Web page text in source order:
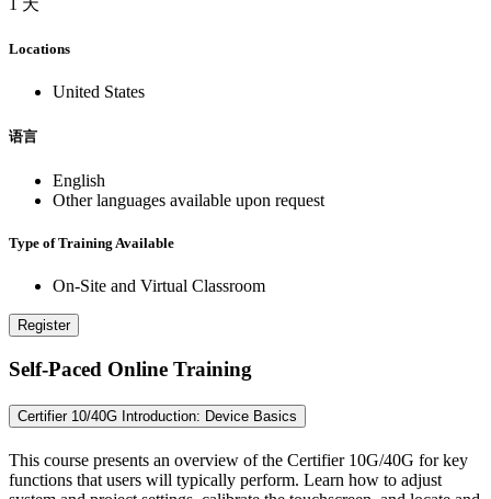
1 天
Locations
United States
语言
English
Other languages available upon request
Type of Training Available
On-Site and Virtual Classroom
Register
Self-Paced Online Training
Certifier 10/40G Introduction: Device Basics
This course presents an overview of the Certifier 10G/40G for key
functions that users will typically perform. Learn how to adjust